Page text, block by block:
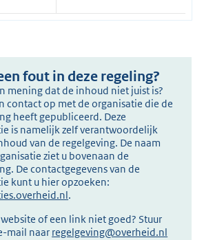
fout in deze regeling?
mening dat de inhoud niet juist is?
contact op met de organisatie die de
heeft gepubliceerd. Deze
is namelijk zelf verantwoordelijk
van de regelgeving. De naam
ziet u bovenaan de
De contactgegevens van de
kunt u hier opzoeken:
.
of een link niet goed? Stuur
mail naar regelgeving@overheid.nl